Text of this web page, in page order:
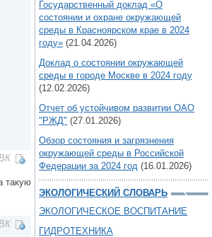
такую
Государственный доклад «О
состоянии и охране окружающей
среды в Красноярском крае в 2024
году» (21.04.2026)
Доклад о состоянии окружающей
среды в городе Москве в 2024 году
(12.02.2026)
Отчет об устойчивом развитии ОАО
"РЖД" (27.01.2026)
Обзор состояния и загрязнения
окружающей среды в Российской
Федерации за 2024 год (16.01.2026)
ЭКОЛОГИЧЕСКИЙ СЛОВАРЬ
ЭКОЛОГИЧЕСКОЕ ВОСПИТАНИЕ
ГИДРОТЕХНИКА